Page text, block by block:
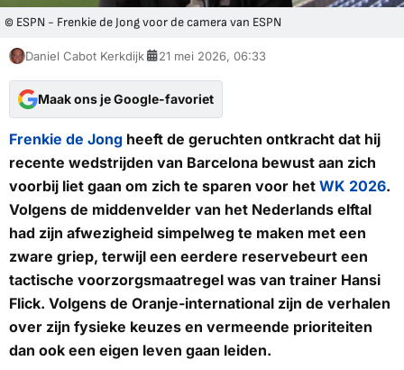
© ESPN - Frenkie de Jong voor de camera van ESPN
Daniel Cabot Kerkdijk 21 mei 2026, 06:33
Maak ons je Google-favoriet
Frenkie de Jong heeft de geruchten ontkracht dat hij
recente wedstrijden van Barcelona bewust aan zich
voorbij liet gaan om zich te sparen voor het WK 2026.
Volgens de middenvelder van het Nederlands elftal
had zijn afwezigheid simpelweg te maken met een
zware griep, terwijl een eerdere reservebeurt een
tactische voorzorgsmaatregel was van trainer Hansi
Flick. Volgens de Oranje-international zijn de verhalen
over zijn fysieke keuzes en vermeende prioriteiten
dan ook een eigen leven gaan leiden.